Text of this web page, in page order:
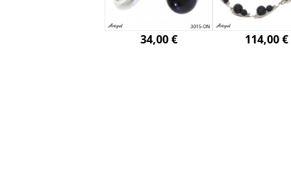
34,00 € 114,00 €